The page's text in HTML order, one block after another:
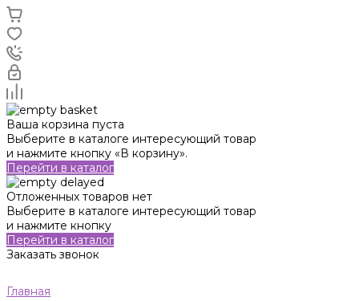
Ваша корзина пуста
Выберите в каталоге интересующий товар
и нажмите кнопку «В корзину».
Перейти в каталог
Отложенных товаров нет
Выберите в каталоге интересующий товар
и нажмите кнопку
Перейти в каталог
Заказать звонок
Главная